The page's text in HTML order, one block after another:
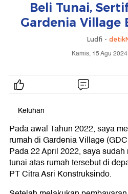
Beli Tunai,
Gardenia Village
Ludfi -
Kamis, 15 Agu
Keluhan
Pada awal Tahun 2022, saya
rumah di Gardenia Village
Pada 22 April 2022, saya
tunai atas rumah tersebut di
PT Citra Asri Konstruksindo.